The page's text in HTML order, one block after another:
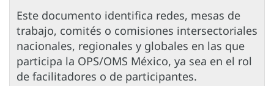
Este documento identifica redes, mesas de
trabajo, comités o comisiones intersectoriales
nacionales, regionales y globales en las que
participa la OPS/OMS México, ya sea en el rol
de facilitadores o de participantes.